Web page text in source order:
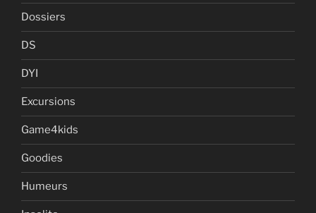
Dossiers
DS
DYI
Excursions
Game4kids
Goodies
Humeurs